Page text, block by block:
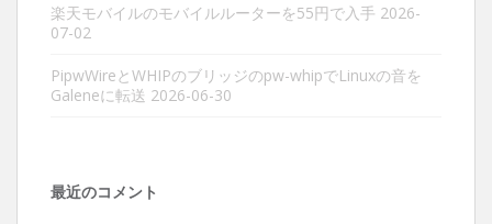
楽天モバイルのモバイルルーターを55円で入手 2026-
07-02
PipwWireとWHIPのブリッジのpw-whipでLinuxの音を
Galeneに転送 2026-06-30
最近のコメント